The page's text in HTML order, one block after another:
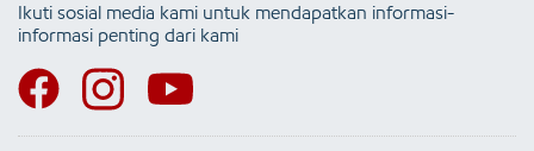
Ikuti sosial media kami untuk mendapatkan informasi-
informasi penting dari kami